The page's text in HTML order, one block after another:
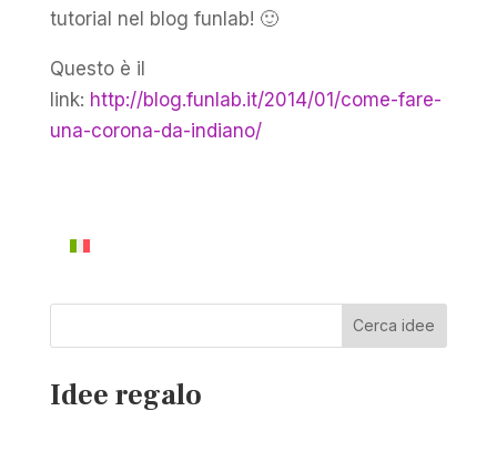
tutorial nel blog funlab! 🙂
Questo è il
link: http://blog.funlab.it/2014/01/come-fare-
una-corona-da-indiano/
Cerca idee
Idee regalo